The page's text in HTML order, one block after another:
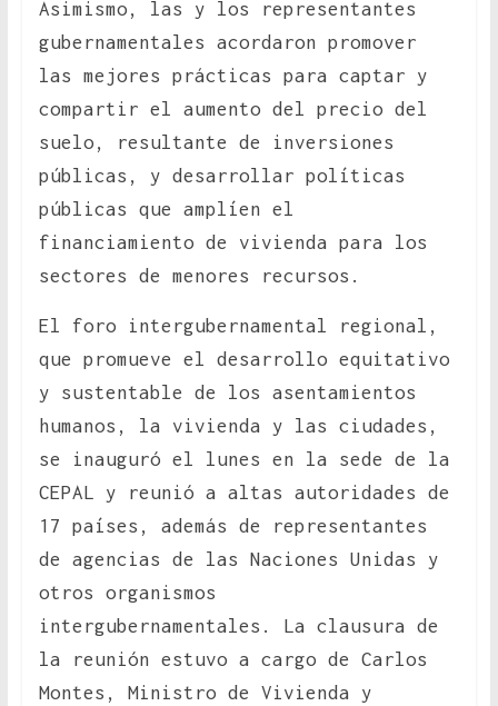
Asimismo, las y los representantes
gubernamentales acordaron promover
las mejores prácticas para captar y
compartir el aumento del precio del
suelo, resultante de inversiones
públicas, y desarrollar políticas
públicas que amplíen el
financiamiento de vivienda para los
sectores de menores recursos.
El foro intergubernamental regional,
que promueve el desarrollo equitativo
y sustentable de los asentamientos
humanos, la vivienda y las ciudades,
se inauguró el lunes en la sede de la
CEPAL y reunió a altas autoridades de
17 países, además de representantes
de agencias de las Naciones Unidas y
otros organismos
intergubernamentales. La clausura de
la reunión estuvo a cargo de Carlos
Montes, Ministro de Vivienda y